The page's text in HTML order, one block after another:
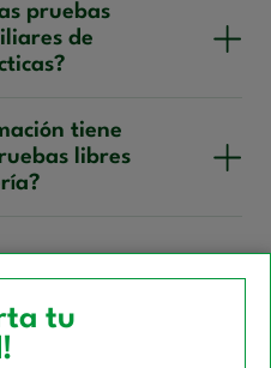
pruebas
de
tiene
libres
tu